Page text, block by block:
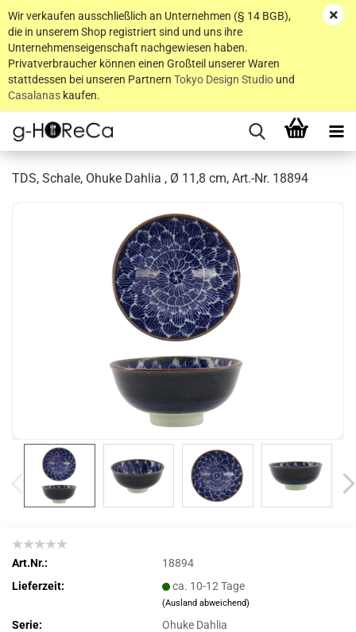
Wir verkaufen ausschließlich an Unternehmen (§ 14 BGB),
die in unserem Shop registriert sind und uns ihre
Unternehmenseigenschaft nachgewiesen haben.
Privatverbraucher können einen Großteil unserer Waren
stattdessen bei unseren Partnern Tokyo Design Studio und
Casalanas kaufen.
TDS, Schale, Ohuke Dahlia , Ø 11,8 cm, Art.-Nr. 18894
Art.Nr.:
18894
Lieferzeit:
ca. 10-12 Tage
(Ausland abweichend)
Serie: Ohuke Dahlia